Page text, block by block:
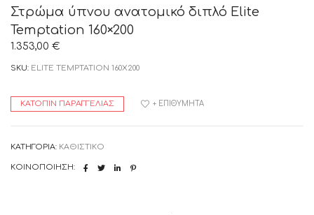
Στρώμα ύπνου ανατομικό διπλό Elite
Temptation 160×200
1.353,00 €
SKU: ELITE TEMPTATION 160X200
ΚΑΤΌΠΙΝ ΠΑΡΑΓΓΕΛΊΑΣ + ΕΠΙΘΥΜΗΤΆ
ΚΑΤΗΓΟΡΊΑ: ΚΑΘΙΣΤΙΚΟ
ΚΟΙΝΟΠΟΊΗΣΗ: